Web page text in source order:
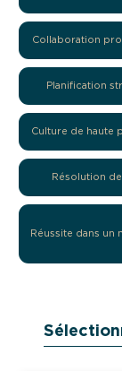
Collaboration
Planification
Culture de haute
Résolution
Réussite dans un